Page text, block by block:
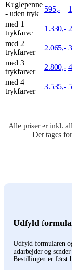
Kuglepenne
- uden tryk
595,-
med 1
trykfarve
1.330,-
med 2
trykfarver
2.065,-
med 3
trykfarver
2.800,-
med 4
trykfarver
3.535,-
Alle priser er inkl.
Der tages
Udfyld
Udfyld formularen
udarbejder og
Bestillingen er først